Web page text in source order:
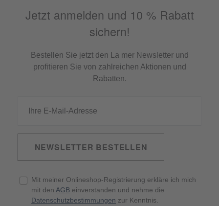
Jetzt anmelden und 10 % Rabatt
sichern!
Bestellen Sie jetzt den La mer Newsletter und
profitieren Sie von zahlreichen Aktionen und
Rabatten.
NEWSLETTER BESTELLEN
Mit meiner Onlineshop-Registrierung erkläre ich mich
mit den AGB einverstanden und nehme die
Datenschutzbestimmungen zur Kenntnis.